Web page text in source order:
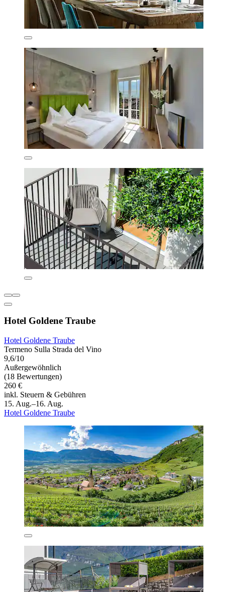
Hotel Goldene Traube
Hotel Goldene Traube
Termeno Sulla Strada del Vino
9,6/10
Außergewöhnlich
(18 Bewertungen)
260 €
inkl. Steuern & Gebühren
15. Aug.–16. Aug.
Hotel Goldene Traube